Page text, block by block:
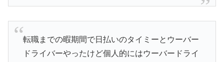
転職までの暇期間で日払いのタイミーとウーバー
ドライバーやったけど個人的にはウーバードライ